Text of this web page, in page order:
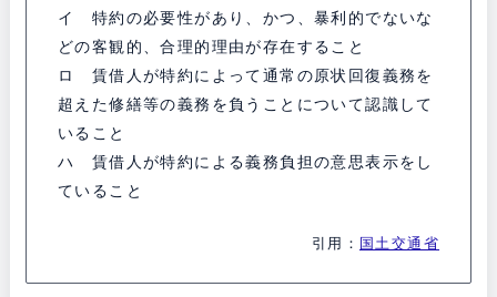
イ 特約の必要性があり、かつ、暴利的でないな
どの客観的、合理的理由が存在すること
ロ 賃借人が特約によって通常の原状回復義務を
超えた修繕等の義務を負うことについて認識して
いること
ハ 賃借人が特約による義務負担の意思表示をし
ていること
引用： 国土交通省